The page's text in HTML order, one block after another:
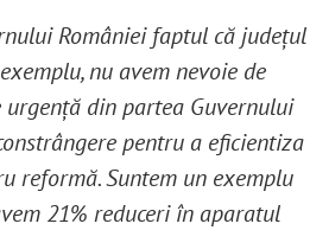
României faptul că județul
nu avem nevoie de
din partea Guvernului
pentru a eficientiza
reformă. Suntem un exemplu
21% reduceri în aparatul